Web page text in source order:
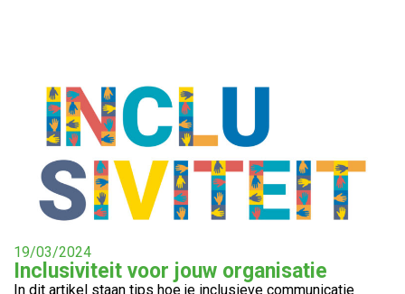
19/03/2024
Inclusiviteit voor jouw organisatie
In dit artikel staan tips hoe je inclusieve communicatie